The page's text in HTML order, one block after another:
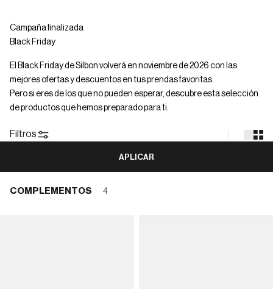
Campaña finalizada
Black Friday
El Black Friday de Silbon volverá en noviembre de 2026 con las
mejores ofertas y descuentos en tus prendas favoritas.
Pero si eres de los que no pueden esperar, descubre esta selección
de productos que hemos preparado para ti.
Filtros
APLICAR
COMPLEMENTOS 4